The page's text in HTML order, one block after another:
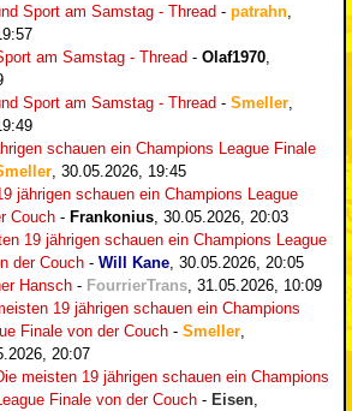
Sport am Samstag - Thread - patrahn
am Samstag - Thread - Olaf1970
Sport am Samstag - Thread - Smeller
schauen ein Champions League Finale
30.05.2026, 19:45
jährigen schauen ein Champions League
Couch - Frankonius 30.05.2026, 20:03
19 jährigen schauen ein Champions League
der Couch - Will Kane 30.05.2026, 20:05
Hansch - FourrierTrans 31.05.2026, 10:09
19 jährigen schauen ein Champions
Finale von der Couch - Smeller
20:07
meisten 19 jährigen schauen ein Champions
League Finale von der Couch - Eisen